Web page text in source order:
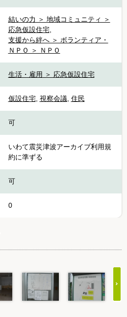
結いの力 ＞ 地域コミュニティ ＞
応急仮設住宅,
支援から絆へ ＞ ボランティア・
ＮＰＯ ＞ ＮＰＯ
生活・雇用 ＞ 応急仮設住宅
仮設住宅, 視察会議, 住民
可
いわて震災津波アーカイブ利用規
約に準ずる
可
0